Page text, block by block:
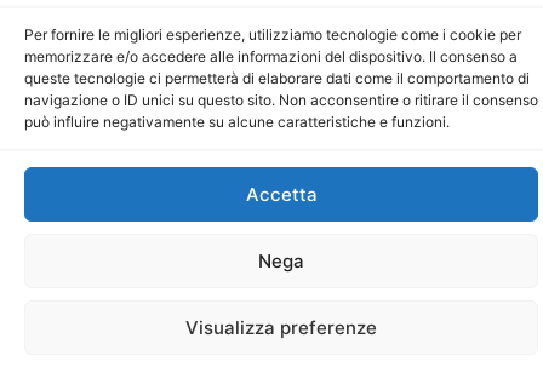
Per fornire le migliori esperienze, utilizziamo tecnologie come i cookie per
memorizzare e/o accedere alle informazioni del dispositivo. Il consenso a
queste tecnologie ci permetterà di elaborare dati come il comportamento di
navigazione o ID unici su questo sito. Non acconsentire o ritirare il consenso
può influire negativamente su alcune caratteristiche e funzioni.
Accetta
Nega
Visualizza preferenze